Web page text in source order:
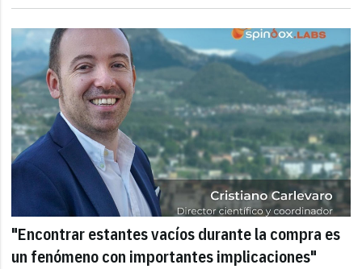
"Encontrar estantes vacíos durante la compra es
un fenómeno con importantes implicaciones"